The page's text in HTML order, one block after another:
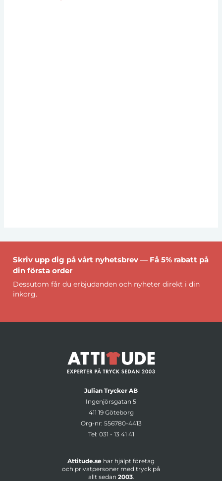
Skriv upp dig på vårt nyhetsbrev — Få 5% rabatt på
din första order
Dessutom får du erbjudanden och nyheter direkt i din
inkorg.
Julian Trycker AB
Ingenjörsgatan 5
411 19 Göteborg
Org-nr: 556780-4413
Tel: 031 - 13 41 41
Attitude.se har hjälpt företag
och privatpersoner med tryck på
allt sedan 2003.